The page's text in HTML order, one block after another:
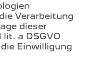
Verarbeitung
dieser
lit. a DSGVO
Einwilligung